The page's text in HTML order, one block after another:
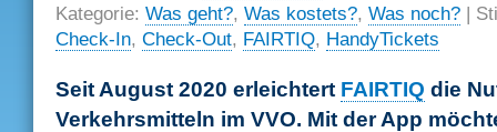
Kategorie: Was geht?, Was kostets?, Was noch? |
Check-In, Check-Out, FAIRTIQ, HandyTickets
Seit August 2020 erleichtert FAIRTIQ die
Verkehrsmitteln im VVO. Mit der App